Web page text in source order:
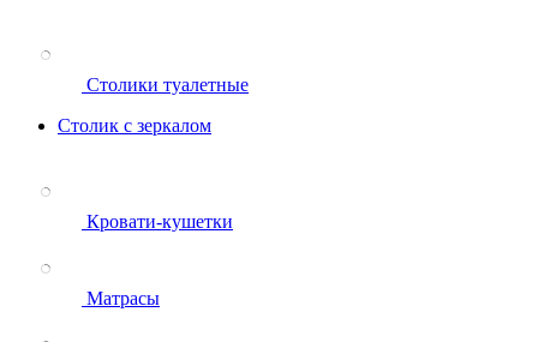
Столики туалетные
Столик с зеркалом
Кровати-кушетки
Матрасы